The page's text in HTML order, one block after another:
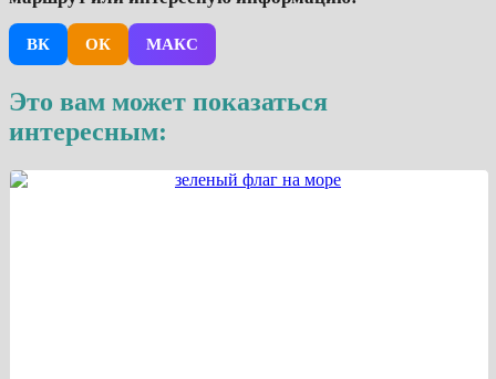
ВК ОК МАКС
Это вам может показаться
интересным: